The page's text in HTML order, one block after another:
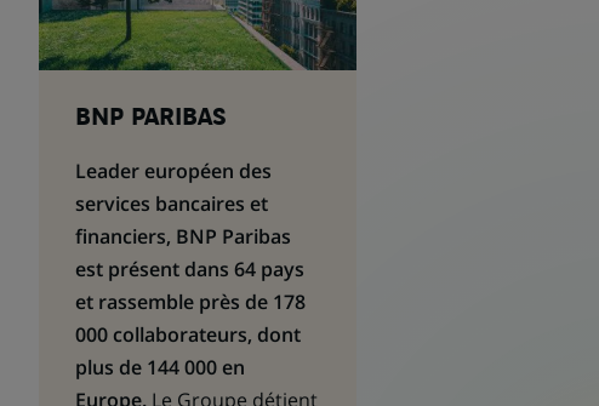
BNP PARIBAS
Leader européen des
services bancaires et
financiers, BNP Paribas
est présent dans 64 pays
et rassemble près de 178
000 collaborateurs, dont
plus de 144 000 en
Europe.Le Groupe détient